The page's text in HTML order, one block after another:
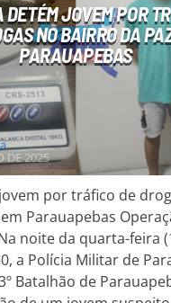
DETÉM JOVEM POR
NO BAIRRO DA
PARAUAPEBAS
DE 2025
por tráfico de
Parauapebas
noite da quarta-feira
a Polícia Militar de
Batalhão de